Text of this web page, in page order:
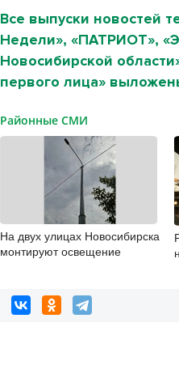
Все выпуски новостей
Недели», «ПАТРИОТ»,
Новосибирской
первого лица»
Районные СМИ
На двух улицах Новосибирска
монтируют освещение